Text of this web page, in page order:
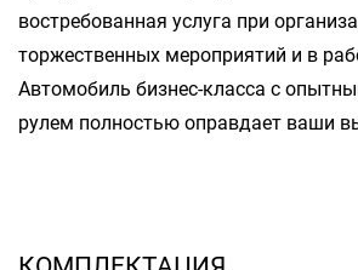
востребованная услуга при
торжественных мероприятий и в
Автомобиль бизнес-класса с
рулем полностью оправдает ваши